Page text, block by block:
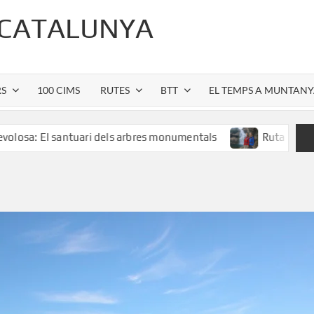
100 CIMS RUTES BTT EL TEMPS A
dels arbres monumentals Ruta al Salt de Sallent: